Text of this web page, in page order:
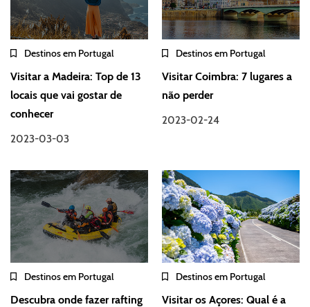
Destinos em Portugal
Visitar a Madeira: Top de 13
locais que vai gostar de
conhecer
2023-03-03
Destinos em Portugal
Visitar Coimbra: 7 lugares a
não perder
2023-02-24
Destinos em Portugal
Descubra onde fazer rafting
Destinos em Portugal
Visitar os Açores: Qual é a